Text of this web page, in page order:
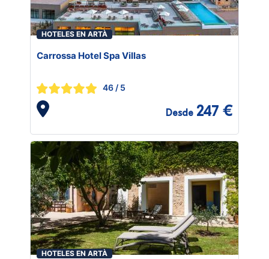
HOTELES EN ARTÀ
Carrossa Hotel Spa Villas
46 / 5
Desde 247 €
HOTELES EN ARTÀ